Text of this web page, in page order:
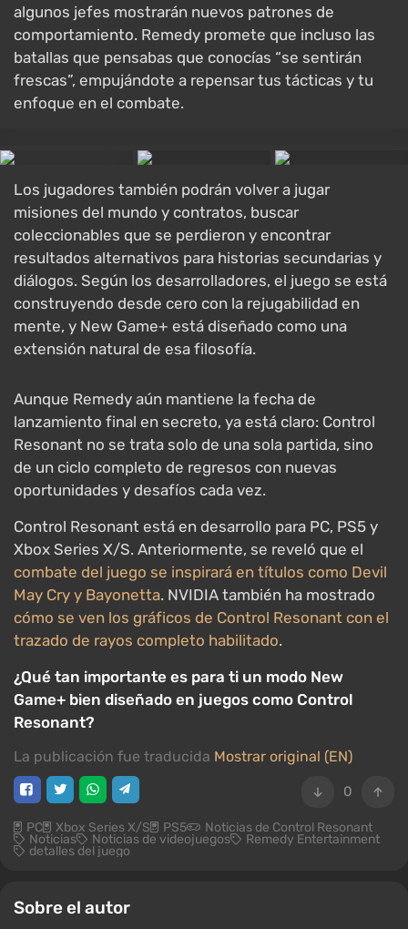
algunos jefes mostrarán nuevos patrones de
comportamiento. Remedy promete que incluso las
batallas que pensabas que conocías “se sentirán
frescas”, empujándote a repensar tus tácticas y tu
enfoque en el combate.
Los jugadores también podrán volver a jugar
misiones del mundo y contratos, buscar
coleccionables que se perdieron y encontrar
resultados alternativos para historias secundarias y
diálogos. Según los desarrolladores, el juego se está
construyendo desde cero con la rejugabilidad en
mente, y New Game+ está diseñado como una
extensión natural de esa filosofía.
Aunque Remedy aún mantiene la fecha de
lanzamiento final en secreto, ya está claro: Control
Resonant no se trata solo de una sola partida, sino
de un ciclo completo de regresos con nuevas
oportunidades y desafíos cada vez.
Control Resonant está en desarrollo para PC, PS5 y
Xbox Series X/S. Anteriormente, se reveló que el
combate del juego se inspirará en títulos como Devil
May Cry y Bayonetta. NVIDIA también ha mostrado
cómo se ven los gráficos de Control Resonant con el
trazado de rayos completo habilitado.
¿Qué tan importante es para ti un modo New
Game+ bien diseñado en juegos como Control
Resonant?
La publicación fue traducida Mostrar original (EN)
0
PC Xbox Series X/S PS5 Noticias de Control Resonant
Noticias Noticias de videojuegos Remedy Entertainment
detalles del juego
Sobre el autor